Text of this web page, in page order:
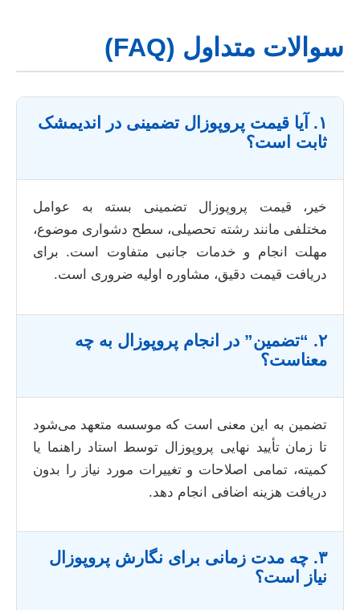
سوالات متداول (FAQ)
۱. آیا قیمت پروپوزال تضمینی در اندیمشک
ثابت است؟
خیر، قیمت پروپوزال تضمینی بسته به عوامل
مختلفی مانند رشته تحصیلی، سطح دشواری موضوع،
مهلت انجام و خدمات جانبی متفاوت است. برای
دریافت قیمت دقیق، مشاوره اولیه ضروری است.
۲. “تضمین” در انجام پروپوزال به چه
معناست؟
تضمین به این معنی است که موسسه متعهد می‌شود
تا زمان تأیید نهایی پروپوزال توسط استاد راهنما یا
کمیته، تمامی اصلاحات و تغییرات مورد نیاز را بدون
دریافت هزینه اضافی انجام دهد.
۳. چه مدت زمانی برای نگارش پروپوزال
نیاز است؟